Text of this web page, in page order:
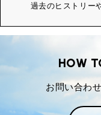
過去のヒストリー
HOW
お問い合わ